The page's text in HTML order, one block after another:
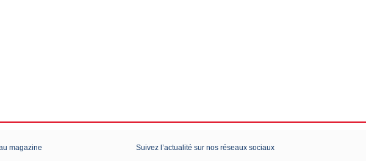
magazine Suivez l’actualité sur nos réseaux sociaux